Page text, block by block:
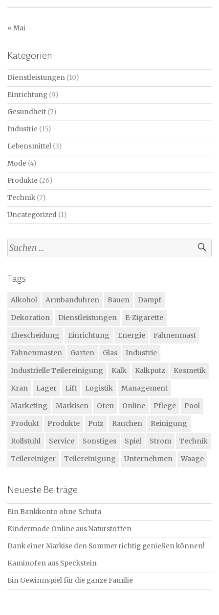
« Mai
Kategorien
Dienstleistungen (10)
Einrichtung (9)
Gesundheit (7)
Industrie (15)
Lebensmittel (3)
Mode (4)
Produkte (26)
Technik(7)
Uncategorized (1)
Suchen
nach:
Tags
Alkohol Armbanduhren Bauen
Dampf
Dekoration
Dienstleistungen
E-Zigarette
Ehescheidung
Einrichtung Energie
Fahnenmast
Fahnenmasten
Garten Glas
Industrie
Industrielle Teilereinigung
Kalk Kalkputz
Kosmetik
Kran
Lager Lift Logistik
Management
Marketing
Markisen Ofen Online Pflege
Pool
Produkt
Produkte Putz Rauchen
Reinigung
Rollstuhl
Service Sonstiges Spiel Strom
Technik
Teilereiniger
Teilereinigung Unternehmen Waage
Neueste Beiträge
Ein Bankkonto ohne Schufa
Kindermode Online aus Naturstoffen
Dank einer Markise den Sommer richtig genießen können!
Kaminofen aus Speckstein
Ein Gewinnspiel für die ganze Familie